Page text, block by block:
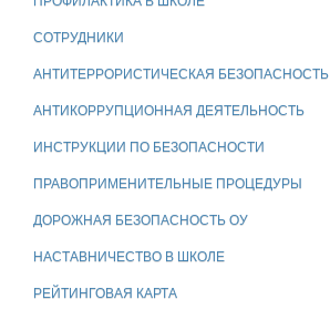
СОТРУДНИКИ
АНТИТЕРРОРИСТИЧЕСКАЯ БЕЗОПАСНОСТЬ
АНТИКОРРУПЦИОННАЯ ДЕЯТЕЛЬНОСТЬ
ИНСТРУКЦИИ ПО БЕЗОПАСНОСТИ
ПРАВОПРИМЕНИТЕЛЬНЫЕ ПРОЦЕДУРЫ
ДОРОЖНАЯ БЕЗОПАСНОСТЬ ОУ
НАСТАВНИЧЕСТВО В ШКОЛЕ
РЕЙТИНГОВАЯ КАРТА